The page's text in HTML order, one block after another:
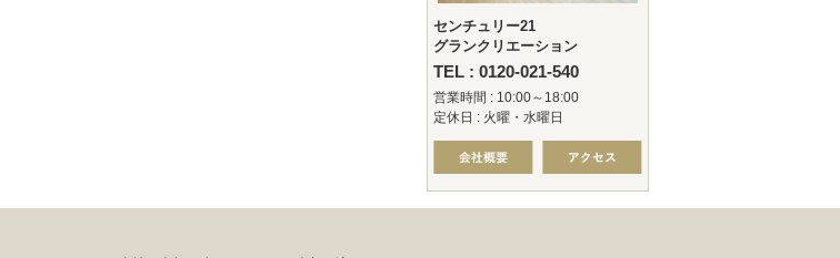
センチュリー21
グランクリエーション
TEL : 0120-021-540
営業時間 : 10:00～18:00
定休日 : 火曜・水曜日